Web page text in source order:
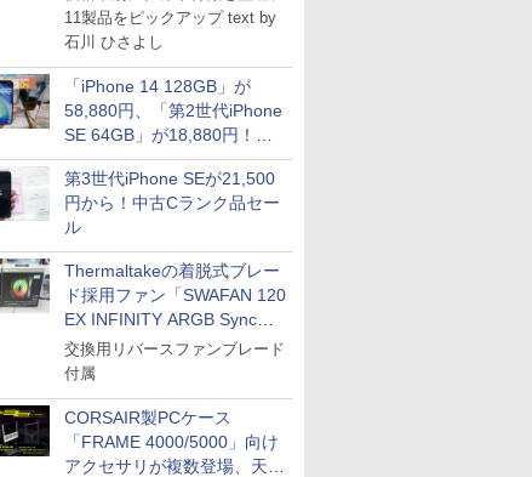
11製品をピックアップ text by
石川 ひさよし
「iPhone 14 128GB」が
58,880円、「第2世代iPhone
SE 64GB」が18,880円！中
古Bランク品セール
第3世代iPhone SEが21,500
円から！中古Cランク品セー
ル
Thermaltakeの着脱式ブレー
ド採用ファン「SWAFAN 120
EX INFINITY ARGB Sync」
に単品パッケージ
交換用リバースファンブレード
付属
CORSAIR製PCケース
「FRAME 4000/5000」向け
アクセサリが複数登場、天然